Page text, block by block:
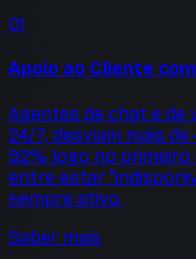
01
Apoio ao Cliente
Agentes de chat e de
24/7, desviam mais
92% logo no
entre estar
sempre ativo.
Saber mais